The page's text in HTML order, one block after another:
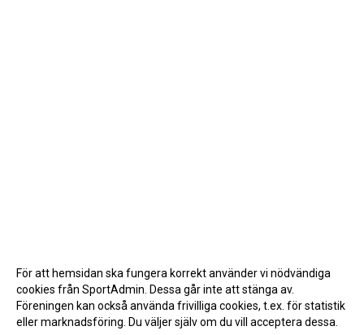
För att hemsidan ska fungera korrekt använder vi nödvändiga
cookies från SportAdmin. Dessa går inte att stänga av.
Föreningen kan också använda frivilliga cookies, t.ex. för statistik
eller marknadsföring. Du väljer själv om du vill acceptera dessa.